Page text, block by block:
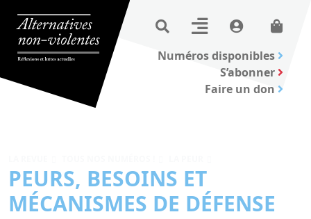
Numéros disponibles
S’abonner
Faire un don
PEURS, BESOINS ET
MÉCANISMES DE DÉFENSE